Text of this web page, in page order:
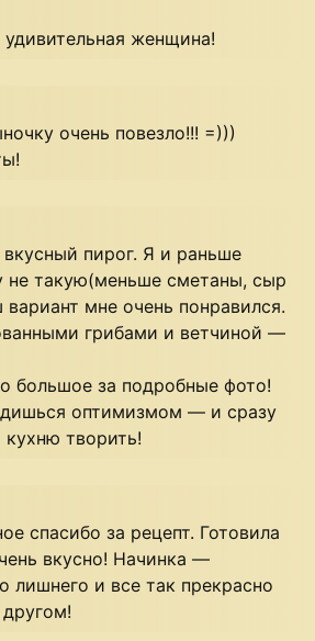
женщина!
очень повезло!!! =)))
вкусный пирог. Я и раньше
не такую(меньше сметаны, сыр
мне очень понравился.
грибами и ветчиной —
большое за подробные фото!
оптимизмом — и сразу
кухню творить!
спасибо за рецепт. Готовила
вкусно! Начинка —
лишнего и все так прекрасно